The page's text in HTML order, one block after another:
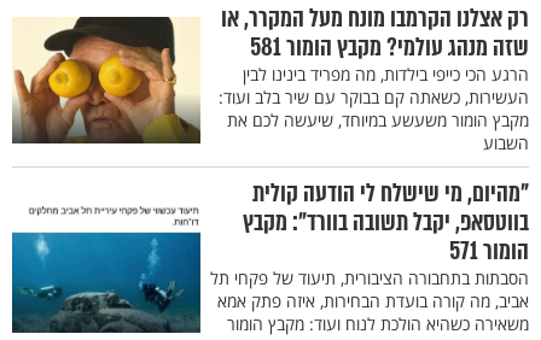
רק אצלנו הקרמבו מונח מעל המקרר, או
שזה מנהג עולמי? מקבץ הומור 581
הרגע הכי כייפי בילדות, מה מפריד בינינו לבין
העשירות, כשאתה קם בבוקר עם שיר בלב ועוד:
מקבץ הומור משעשע במיוחד, שיעשה לכם את
השבוע
"מהיום, מי שישלח לי הודעה קולית
בווטסאפ, יקבל תשובה בוורד": מקבץ
הומור 571
הסבתות בתחבורה הציבורית, תיעוד של פקחי תל
אביב, מה קורה בועדת הבחירות, איזה פתק אמא
משאירה כשהיא הולכת לנוח ועוד: מקבץ הומור